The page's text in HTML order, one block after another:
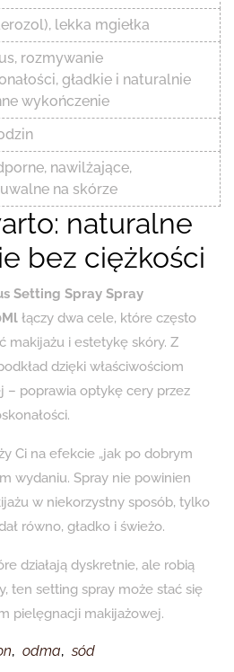
lekka mgiełka
rozmywanie
gładkie i naturalnie
wykończenie
nawilżające,
na skórze
naturalne
bez ciężkości
Setting Spray Spray
łączy dwa cele, które często
makijażu i estetykę skóry. Z
dzięki właściwościom
– poprawia optykę cery przez
Ci na efekcie „jak po dobrym
wydaniu. Spray nie powinien
w niekorzystny sposób, tylko
równo, gładko i świeżo.
działają dyskretnie, ale robią
ten setting spray może stać się
pielęgnacji makijażowej.
, odma, sód